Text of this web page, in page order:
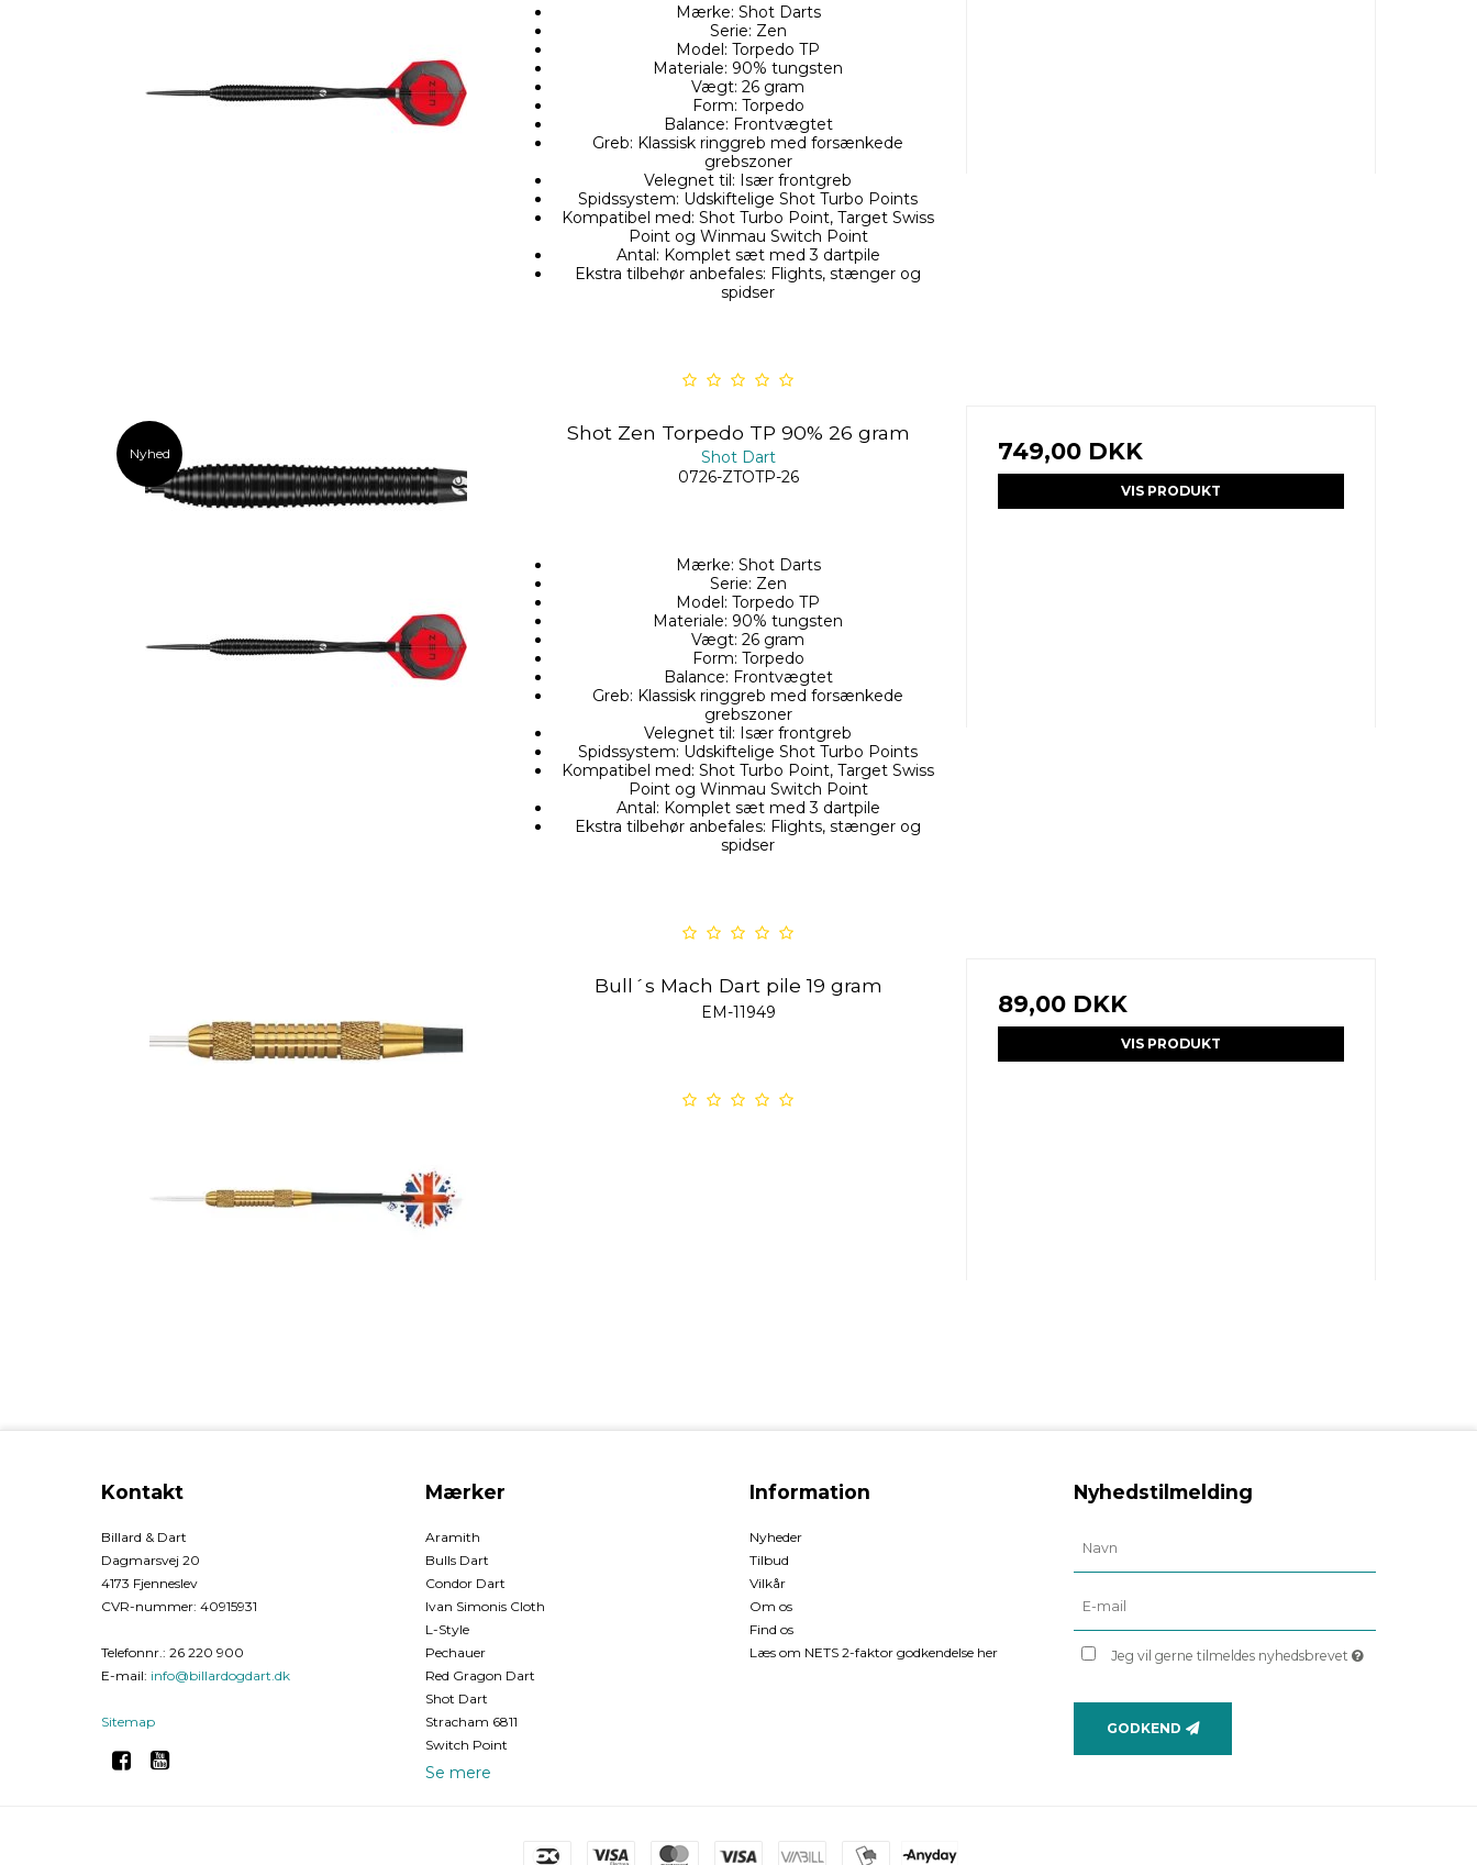
Mærke: Shot Darts
Serie: Zen
Model: Torpedo TP
Materiale: 90% tungsten
Vægt: 26 gram
Form: Torpedo
Balance: Frontvægtet
Greb: Klassisk ringgreb med forsænkede
grebszoner
Velegnet til: Især frontgreb
Spidssystem: Udskiftelige Shot Turbo Points
Kompatibel med: Shot Turbo Point, Target Swiss
Point og Winmau Switch Point
Antal: Komplet sæt med 3 dartpile
Ekstra tilbehør anbefales: Flights, stænger og
spidser
Nyhed
Shot Zen Torpedo TP 90% 26 gram
Shot Dart
0726-ZTOTP-26
Mærke: Shot Darts
Serie: Zen
Model: Torpedo TP
Materiale: 90% tungsten
Vægt: 26 gram
Form: Torpedo
Balance: Frontvægtet
Greb: Klassisk ringgreb med forsænkede
grebszoner
Velegnet til: Især frontgreb
Spidssystem: Udskiftelige Shot Turbo Points
Kompatibel med: Shot Turbo Point, Target Swiss
Point og Winmau Switch Point
Antal: Komplet sæt med 3 dartpile
Ekstra tilbehør anbefales: Flights, stænger og
spidser
749,00 DKK
VIS PRODUKT
Bull´s Mach Dart pile 19 gram
EM-11949 89,00 DKK
VIS PRODUKT
Kontakt
Billard & Dart
Dagmarsvej 20
4173 Fjenneslev
CVR-nummer: 40915931
Telefonnr. : 26 220 900
E-mail: info@billardogdart.dk
Sitemap
Mærker
Aramith
Bulls Dart
Condor Dart
Ivan Simonis Cloth
L-Style
Pechauer
Red Gragon Dart
Shot Dart
Stracham 6811
Switch Point
Se mere
Information
Nyheder
Tilbud
Vilkår
Om os
Find os
Læs om NETS 2-faktor godkendelse her
Nyhedstilmelding
Jeg vil gerne tilmeldes nyhedsbrevet
GODKEND